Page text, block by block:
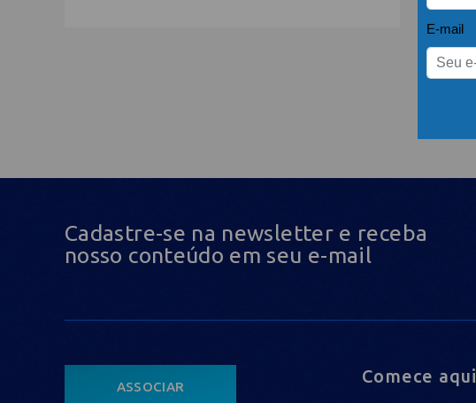
Cadastre-se na newsletter e receba
nosso conteúdo em seu e-mail
ASSOCIAR
Comece aqui